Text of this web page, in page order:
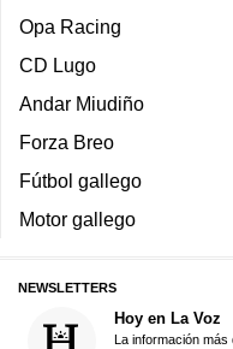
Opa Racing
CD Lugo
Andar Miudiño
Forza Breo
Fútbol gallego
Motor gallego
NEWSLETTERS
Hoy en La Voz
La información